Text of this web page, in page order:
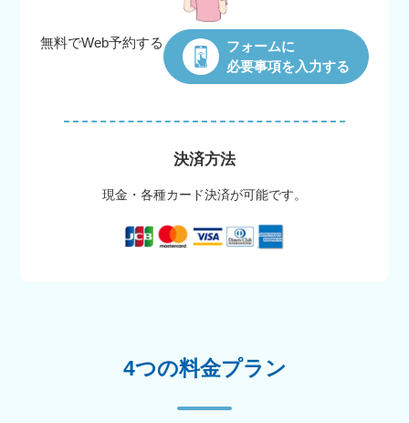
無料でWeb予約する
フォームに
必要事項を入力する
決済方法
現金・各種カード決済が可能です。
4つの料金プラン